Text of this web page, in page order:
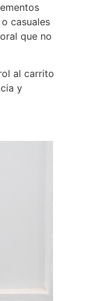
casuales
que no
al carrito
y